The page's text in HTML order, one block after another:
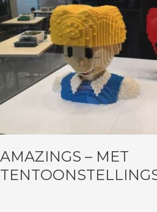
AMAZINGS – MET